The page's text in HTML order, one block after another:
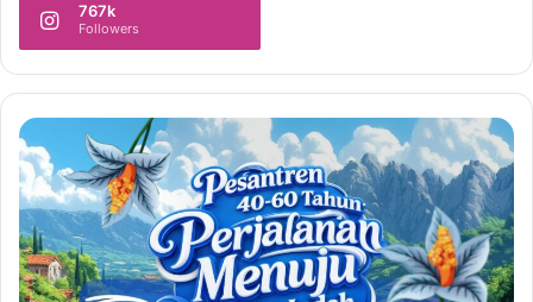
767k
Followers